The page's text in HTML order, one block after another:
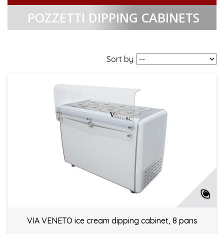
POZZETTI DIPPING CABINETS
Sort by
VIA VENETO ice cream dipping cabinet, 8 pans